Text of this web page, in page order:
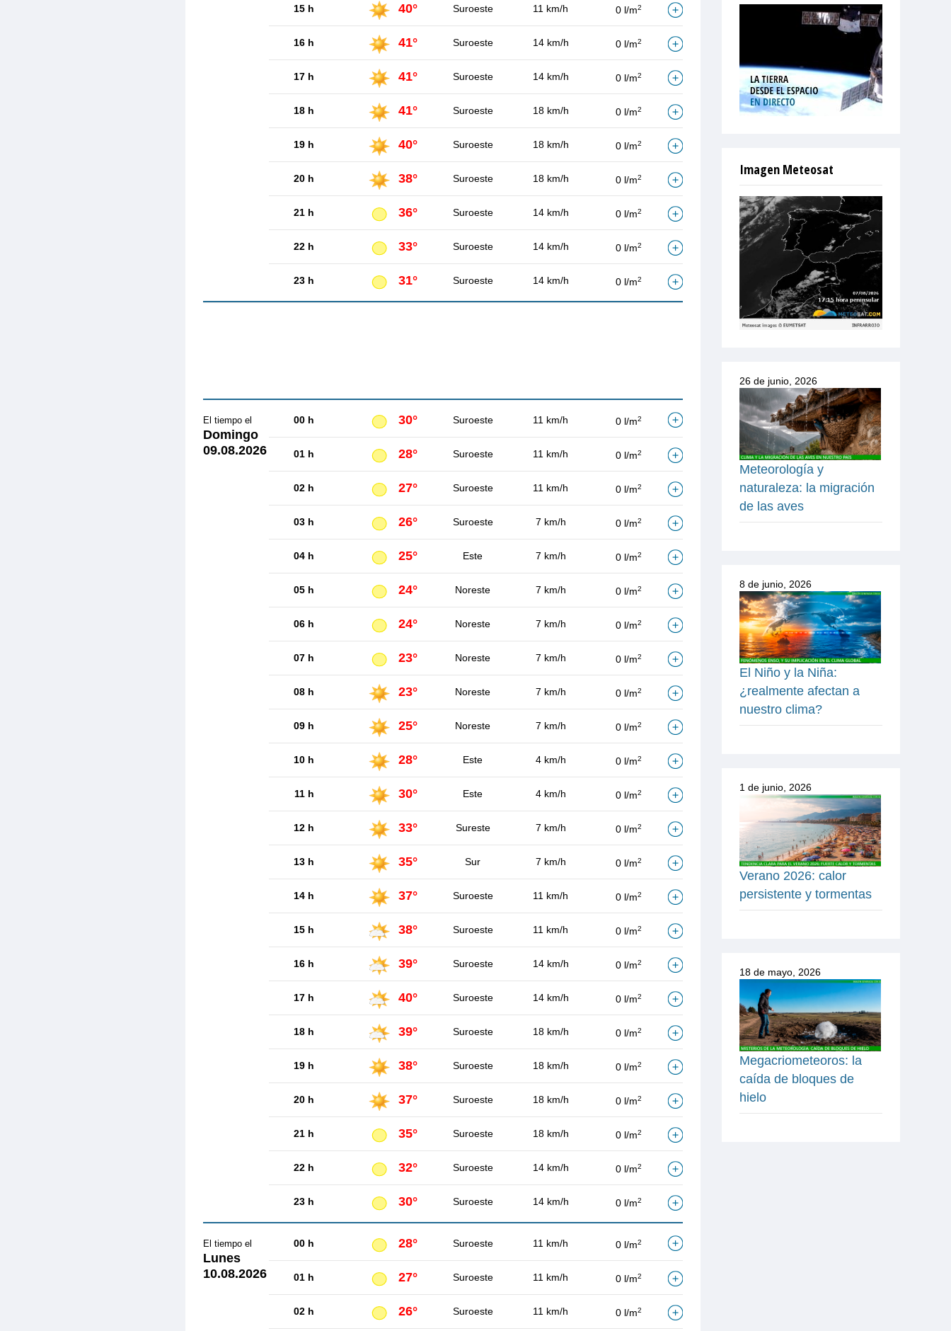
15 h 40° Suroeste 11 km/h 0 l/m2
16 h 41° Suroeste 14 km/h 0 l/m2
17 h 41° Suroeste 14 km/h 0 l/m2
18 h 41° Suroeste 18 km/h 0 l/m2
19 h 40° Suroeste 18 km/h 0 l/m2
20 h 38° Suroeste 18 km/h 0 l/m2
21 h 36° Suroeste 14 km/h 0 l/m2
22 h 33° Suroeste 14 km/h 0 l/m2
23 h 31° Suroeste 14 km/h 0 l/m2
El tiempo el
Domingo
09.08.2026
00 h 30° Suroeste 11 km/h 0 l/m2
01 h 28° Suroeste 11 km/h 0 l/m2
02 h 27° Suroeste 11 km/h 0 l/m2
03 h 26° Suroeste 7 km/h 0 l/m2
04 h 25° Este 7 km/h 0 l/m2
05 h 24° Noreste 7 km/h 0 l/m2
06 h 24° Noreste 7 km/h 0 l/m2
07 h 23° Noreste 7 km/h 0 l/m2
08 h 23° Noreste 7 km/h 0 l/m2
09 h 25° Noreste 7 km/h 0 l/m2
10 h 28° Este 4 km/h 0 l/m2
11 h 30° Este 4 km/h 0 l/m2
12 h 33° Sureste 7 km/h 0 l/m2
13 h 35° Sur 7 km/h 0 l/m2
14 h 37° Suroeste 11 km/h 0 l/m2
15 h 38° Suroeste 11 km/h 0 l/m2
16 h 39° Suroeste 14 km/h 0 l/m2
17 h 40° Suroeste 14 km/h 0 l/m2
18 h 39° Suroeste 18 km/h 0 l/m2
19 h 38° Suroeste 18 km/h 0 l/m2
20 h 37° Suroeste 18 km/h 0 l/m2
21 h 35° Suroeste 18 km/h 0 l/m2
22 h 32° Suroeste 14 km/h 0 l/m2
23 h 30° Suroeste 14 km/h 0 l/m2
El tiempo el
Lunes
10.08.2026
00 h 28° Suroeste 11 km/h 0 l/m2
01 h 27° Suroeste 11 km/h 0 l/m2
02 h 26° Suroeste 11 km/h 0 l/m2
Imagen Meteosat
26 de junio, 2026
Meteorología y
naturaleza: la migración
de las aves
8 de junio, 2026
El Niño y la Niña:
¿realmente afectan a
nuestro clima?
1 de junio, 2026
Verano 2026: calor
persistente y tormentas
18 de mayo, 2026
Megacriometeoros: la
caída de bloques de
hielo